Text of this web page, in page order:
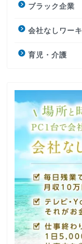
ブラック企業
会社なしワー
育児・介護